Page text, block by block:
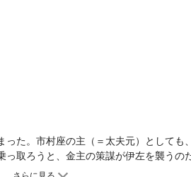
た。市村座の主（＝太夫元）としても
っ取ろうと、金主の策謀が伊左を襲う
第二幕！